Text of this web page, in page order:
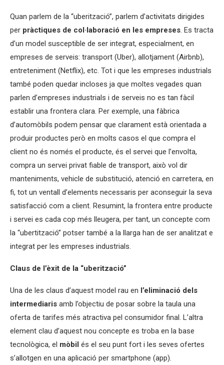
Quan parlem de la “uberització”, parlem d’activitats dirigides
per pràctiques de col·laboració en les empreses. Es tracta
d’un model susceptible de ser integrat, especialment, en
empreses de serveis: transport (Uber), allotjament (Airbnb),
entreteniment (Netflix), etc. Tot i que les empreses industrials
també poden quedar incloses ja que moltes vegades quan
parlen d’empreses industrials i de serveis no es tan fàcil
establir una frontera clara. Per exemple, una fàbrica
d’automòbils podem pensar que clarament està orientada a
produir productes però en molts casos el que compra el
client no és només el producte, és el servei que l’envolta,
compra un servei privat fiable de transport, això vol dir
manteniments, vehicle de substitució, atenció en carretera, en
fi, tot un ventall d’elements necessaris per aconseguir la seva
satisfacció com a client. Resumint, la frontera entre producte
i servei es cada cop més lleugera, per tant, un concepte com
la “ubertització” potser també a la llarga han de ser analitzat e
integrat per les empreses industrials.
Claus de l’èxit de la “uberització”
Una de les claus d’aquest model rau en l’eliminació dels
intermediaris amb l’objectiu de posar sobre la taula una
oferta de tarifes més atractiva pel consumidor final. L’altra
element clau d’aquest nou concepte es troba en la base
tecnològica, el mòbil és el seu punt fort i les seves ofertes
s’allotgen en una aplicació per smartphone (app).